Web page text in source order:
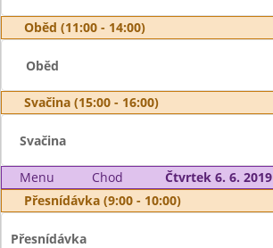
Oběd (11:00 - 14:00)
Oběd
Svačina (15:00 - 16:00)
Svačina
Menu Chod
Čtvrtek 6. 6. 2019
Přesnídávka (9:00 - 10:00)
Přesnídávka